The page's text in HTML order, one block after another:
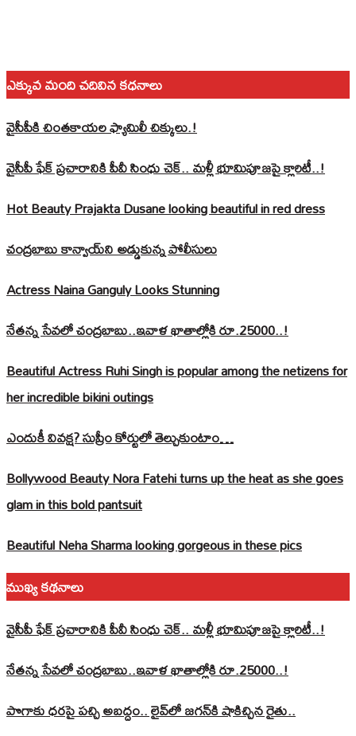
ఎక్కువ మంది చదివిన కధనాలు
వైసీపీకి చింతకాయల ఫ్యామిలీ చిక్కులు.!
వైసీపీ ఫేక్ ప్రచారానికి పీవీ సింధు చెక్.. మళ్లీ భూమిపూజపై క్లారిటీ..!
Hot Beauty Prajakta Dusane looking beautiful in red dress
చంద్రబాబు కాన్వాయ్‌ని అడ్డుకున్న పోలీసులు
Actress Naina Ganguly Looks Stunning
నేతన్న సేవలో చంద్రబాబు..ఇవాళ ఖాతాల్లోకి రూ.25000..!
Beautiful Actress Ruhi Singh is popular among the netizens for
her incredible bikini outings
ఎందుకీ వివక్ష? సుప్రీం కోర్టులో తెల్చుకుంటాం…
Bollywood Beauty Nora Fatehi turns up the heat as she goes
glam in this bold pantsuit
Beautiful Neha Sharma looking gorgeous in these pics
ముఖ్య కథనాలు
వైసీపీ ఫేక్ ప్రచారానికి పీవీ సింధు చెక్.. మళ్లీ భూమిపూజపై క్లారిటీ..!
నేతన్న సేవలో చంద్రబాబు..ఇవాళ ఖాతాల్లోకి రూ.25000..!
పొగాకు ధరపై పచ్చి అబద్దం.. లైవ్‌లో జగన్‌కి షాకిచ్చిన రైతు..